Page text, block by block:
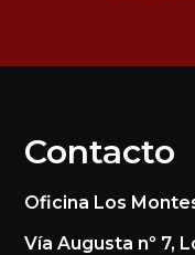
Contacto
Oficina Los
Vía Augusta nº 7,